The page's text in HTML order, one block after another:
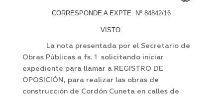
CORRESPONDE A EXPTE. Nº 84842/16
VISTO:
La nota presentada por el Secretario de
Obras Públicas a fs. 1 solicitando iniciar
expediente para llamar a REGISTRO DE
OPOSICIÓN, para realizar las obras de
construcción de Cordón Cuneta en calles de